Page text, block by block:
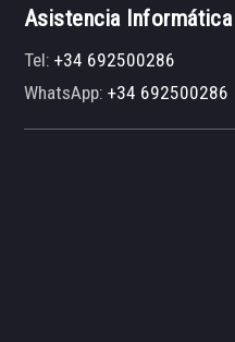
Asistencia
Tel:+34 692500286
WhatsApp:+34 692500286